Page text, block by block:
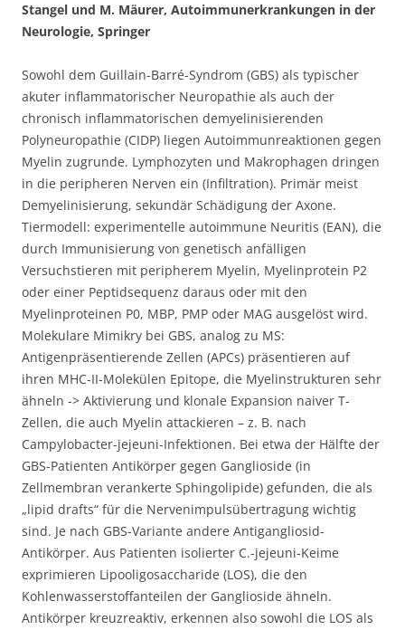
Stangel und M. Mäurer, Autoimmunerkrankungen in der
Neurologie, Springer
Sowohl dem Guillain-Barré-Syndrom (GBS) als typischer
akuter inflammatorischer Neuropathie als auch der
chronisch inflammatorischen demyelinisierenden
Polyneuropathie (CIDP) liegen Autoimmunreaktionen gegen
Myelin zugrunde. Lymphozyten und Makrophagen dringen
in die peripheren Nerven ein (Infiltration). Primär meist
Demyelinisierung, sekundär Schädigung der Axone.
Tiermodell: experimentelle autoimmune Neuritis (EAN), die
durch Immunisierung von genetisch anfälligen
Versuchstieren mit peripherem Myelin, Myelinprotein P2
oder einer Peptidsequenz daraus oder mit den
Myelinproteinen P0, MBP, PMP oder MAG ausgelöst wird.
Molekulare Mimikry bei GBS, analog zu MS:
Antigenpräsentierende Zellen (APCs) präsentieren auf
ihren MHC-II-Molekülen Epitope, die Myelinstrukturen sehr
ähneln -> Aktivierung und klonale Expansion naiver T-
Zellen, die auch Myelin attackieren – z. B. nach
Campylobacter-jejeuni-Infektionen. Bei etwa der Hälfte der
GBS-Patienten Antikörper gegen Ganglioside (in
Zellmembran verankerte Sphingolipide) gefunden, die als
„lipid drafts“ für die Nervenimpulsübertragung wichtig
sind. Je nach GBS-Variante andere Antigangliosid-
Antikörper. Aus Patienten isolierter C.-jejeuni-Keime
exprimieren Lipooligosaccharide (LOS), die den
Kohlenwasserstoffanteilen der Ganglioside ähneln.
Antikörper kreuzreaktiv, erkennen also sowohl die LOS als